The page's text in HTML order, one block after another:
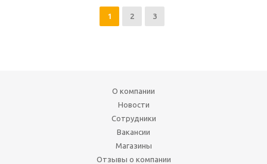
1 2 3
О компании
Новости
Сотрудники
Вакансии
Магазины
Отзывы о компании